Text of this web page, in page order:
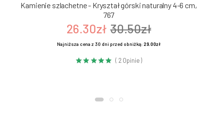
Kamienie szlachetne - Kryształ górski naturalny 4-6 cm,
767
26.30zł 30.50zł
Najniższa cena z 30 dni przed obniżką:29.00zł
( 2 Opinie )